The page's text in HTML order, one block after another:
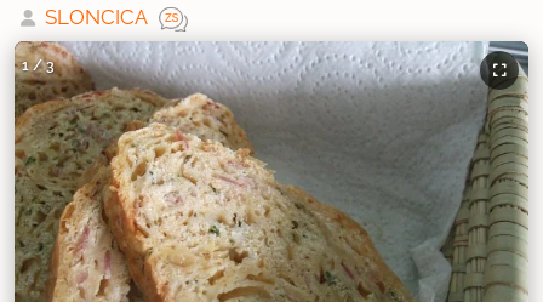
SLONCICA
1 /3